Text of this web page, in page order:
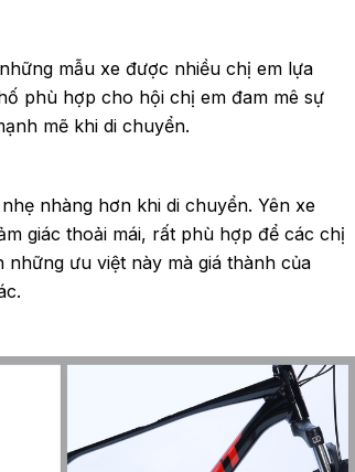
mẫu xe được nhiều chị em lựa
phù hợp cho hội chị em đam mê sự
mẽ khi di chuyển.
nhàng hơn khi di chuyển. Yên xe
giác thoải mái, rất phù hợp để các chị
ưu việt này mà giá thành của